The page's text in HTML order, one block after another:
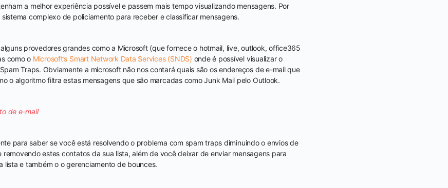
a melhor experiência possível e passem mais tempo visualizando mensagens. Por
complexo de policiamento para receber e classificar mensagens.
provedores grandes como a Microsoft (que fornece o hotmail, live, outlook, office365
como o Microsoft’s Smart Network Data Services (SNDS) onde é possível visualizar o
Traps. Obviamente a microsoft não nos contará quais são os endereços de e-mail que
o algoritmo filtra estas mensagens que são marcadas como Junk Mail pelo Outlook.
para saber se você está resolvendo o problema com spam traps diminuindo o envios de
removendo estes contatos da sua lista, além de você deixar de enviar mensagens para
lista e também o o gerenciamento de bounces.